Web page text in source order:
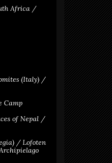
Africa /
(Italy) /
Camp
of Nepal /
/ Lofoten